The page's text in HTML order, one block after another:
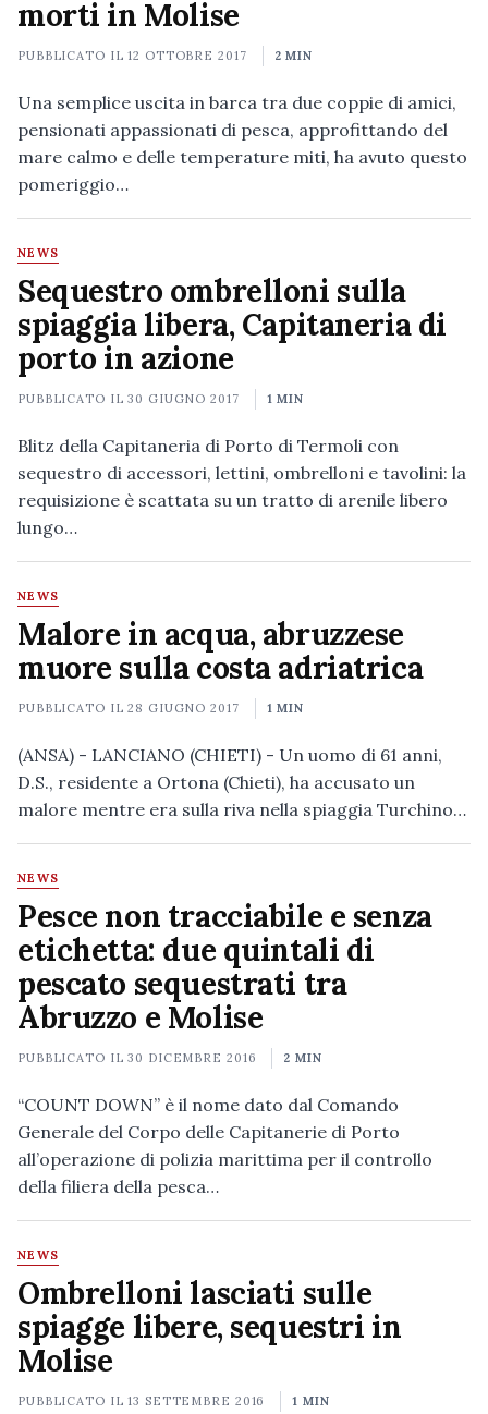
morti in Molise
PUBBLICATO IL12 OTTOBRE 2017 2 MIN
Una semplice uscita in barca tra due coppie di amici,
pensionati appassionati di pesca, approfittando del
mare calmo e delle temperature miti, ha avuto questo
pomeriggio…
NEWS
Sequestro ombrelloni sulla
spiaggia libera, Capitaneria di
porto in azione
PUBBLICATO IL30 GIUGNO 2017 1 MIN
Blitz della Capitaneria di Porto di Termoli con
sequestro di accessori, lettini, ombrelloni e tavolini: la
requisizione è scattata su un tratto di arenile libero
lungo…
NEWS
Malore in acqua, abruzzese
muore sulla costa adriatrica
PUBBLICATO IL28 GIUGNO 2017 1 MIN
(ANSA) - LANCIANO (CHIETI) - Un uomo di 61 anni,
D.S., residente a Ortona (Chieti), ha accusato un
malore mentre era sulla riva nella spiaggia Turchino…
NEWS
Pesce non tracciabile e senza
etichetta: due quintali di
pescato sequestrati tra
Abruzzo e Molise
PUBBLICATO IL30 DICEMBRE 2016 2 MIN
“COUNT DOWN” è il nome dato dal Comando
Generale del Corpo delle Capitanerie di Porto
all’operazione di polizia marittima per il controllo
della filiera della pesca…
NEWS
Ombrelloni lasciati sulle
spiagge libere, sequestri in
Molise
PUBBLICATO IL13 SETTEMBRE 2016 1 MIN